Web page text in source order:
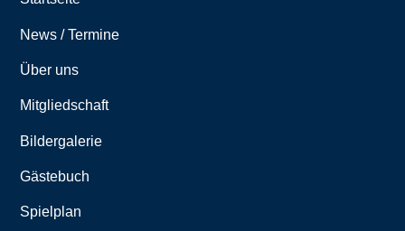
News / Termine
Über uns
Mitgliedschaft
Bildergalerie
Gästebuch
Spielplan